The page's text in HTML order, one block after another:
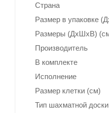
Страна
Размер в упаковке
Размеры (ДxШxВ)
Производитель
В комплекте
Исполнение
Размер клетки (см)
Тип шахматной доски